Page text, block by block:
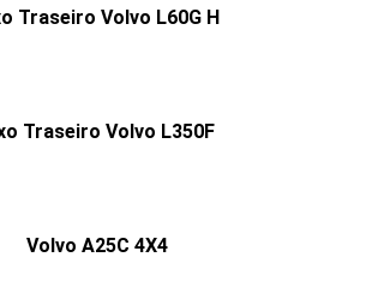
Traseiro Volvo L60G H
Traseiro Volvo L350F
Volvo A25C 4X4